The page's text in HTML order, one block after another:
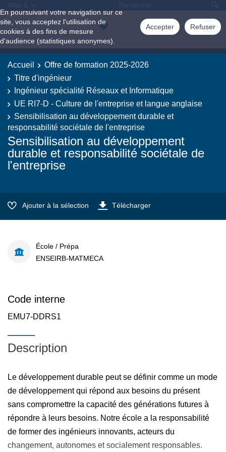
En poursuivant votre navigation sur ce
site, vous acceptez l'utilisation de
cookies à des fins de mesure
d'audience (statistiques anonymes).
Accepter Refuser
Aller à
Accueil
Offre de formation 2025-2026
Titre d'ingénieur
Ingénieur spécialité Réseaux et Informatique
UE RI7-D - Culture de l'entreprise et langue anglaise
Sensibilisation au développement durable et
responsabilité sociétale de l'entreprise
Sensibilisation au développement
durable et responsabilité sociétale de
l'entreprise
Ajouter à la sélection Télécharger
École / Prépa
ENSEIRB-MATMECA
Code interne
EMU7-DDRS1
Description
Le développement durable peut se définir comme un mode
de développement qui répond aux besoins du présent
sans compromettre la capacité des générations futures à
répondre à leurs besoins. Notre école a la responsabilité
de former des ingénieurs innovants, acteurs du
changement, autonomes et socialement responsables.